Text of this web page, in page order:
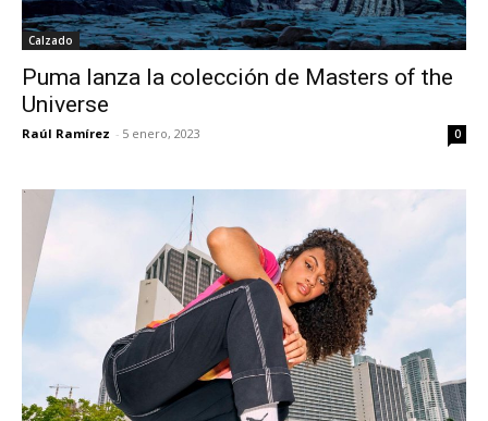
Calzado
Puma lanza la colección de Masters of the
Universe
Raúl Ramírez - 5 enero, 2023 0